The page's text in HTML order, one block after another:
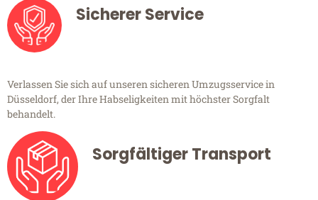
Sicherer Service
Verlassen Sie sich auf unseren sicheren Umzugsservice in
Düsseldorf, der Ihre Habseligkeiten mit höchster Sorgfalt
behandelt.
Sorgfältiger Transport